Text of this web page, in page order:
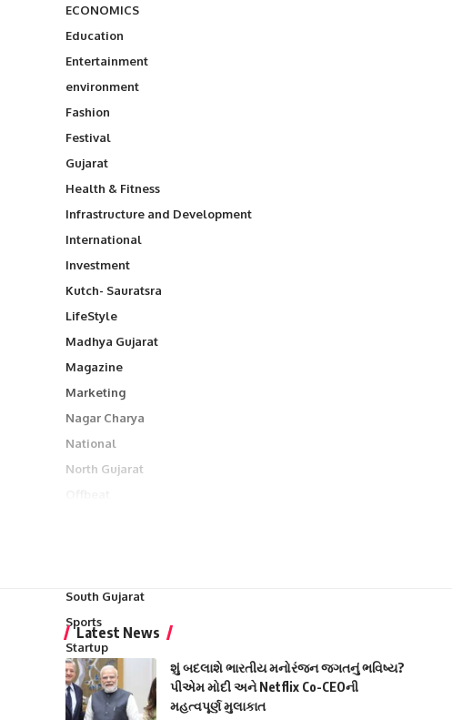
ECONOMICS
Education
Entertainment
environment
Fashion
Festival
Gujarat
Health & Fitness
Infrastructure and Development
International
Investment
Kutch- Sauratsra
LifeStyle
Madhya Gujarat
Magazine
Marketing
Nagar Charya
National
North Gujarat
South Gujarat
Sports
Startup
Surat City
Weather
Latest News
શું બદલાશે ભારતીય મનોરંજન જગતનું ભવિષ્ય?
પીએમ મોદી અને Netflix Co-CEOની
મહત્વપૂર્ણ મુલાકાત